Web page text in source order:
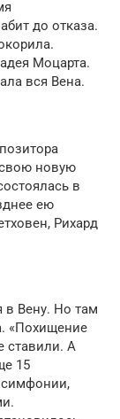
до отказа.
Моцарта.
вся Вена.
новую
в
ею
Рихард
в Вену. Но там
«Похищение
ставили. А
15
симфонии,